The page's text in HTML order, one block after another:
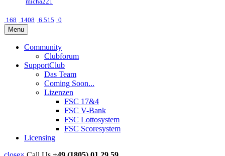
168 1408 6.515 0
Menu
Community
Clubforum
SupportClub
Das Team
Coming Soon...
Lizenzen
FSC 17&4
FSC V-Bank
FSC Lottosystem
FSC Scoresystem
Licensing